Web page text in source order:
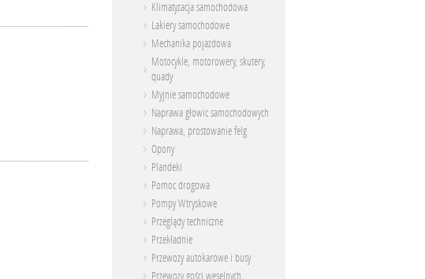
Klimatyzacja samochodowa
Lakiery samochodowe
Mechanika pojazdowa
Motocykle, motorowery, skutery,
quady
Myjnie samochodowe
Naprawa głowic samochodowych
Naprawa, prostowanie felg
Opony
Plandeki
Pomoc drogowa
Pompy Wtryskowe
Przeglądy techniczne
Przekładnie
Przewozy autokarowe i busy
Przewozy gości weselnych